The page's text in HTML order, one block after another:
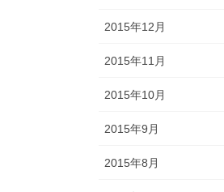
2015年12月
2015年11月
2015年10月
2015年9月
2015年8月